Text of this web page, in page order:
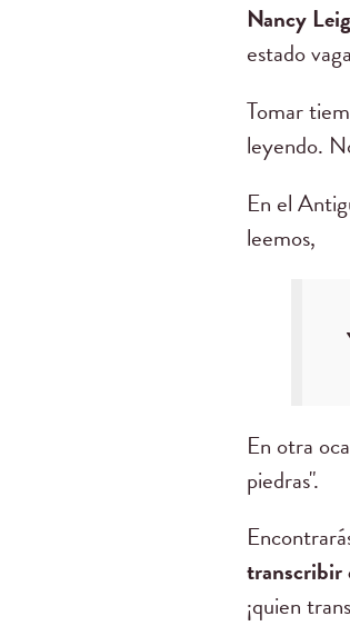
Nancy
estado
Tomar
leyendo.
En el
leemos,
En otra
piedras".
transcribir
¡quien